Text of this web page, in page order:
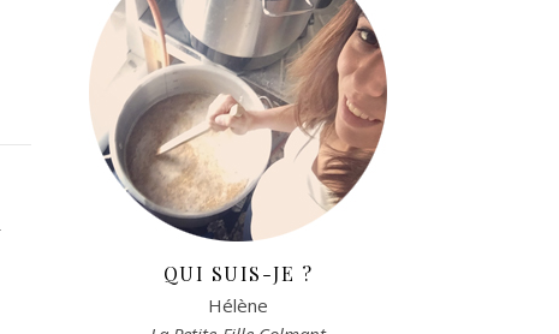
QUI SUIS-JE ?
Hélène